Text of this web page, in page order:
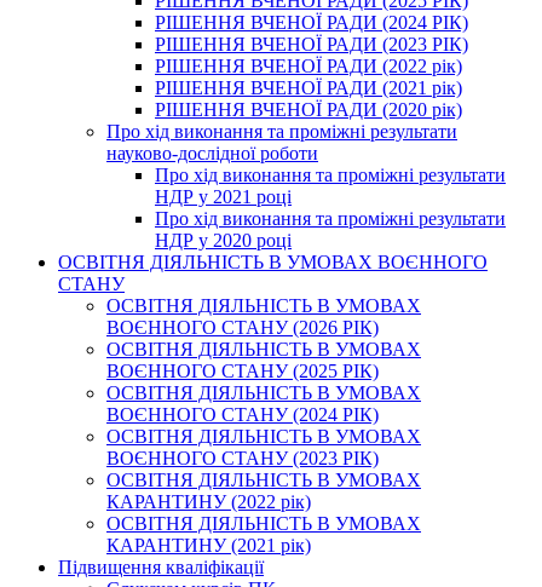
РІШЕННЯ ВЧЕНОЇ РАДИ (2024 РІК)
РІШЕННЯ ВЧЕНОЇ РАДИ (2023 РІК)
РІШЕННЯ ВЧЕНОЇ РАДИ (2022 рік)
РІШЕННЯ ВЧЕНОЇ РАДИ (2021 рік)
РІШЕННЯ ВЧЕНОЇ РАДИ (2020 рік)
Про хід виконання та проміжні результати
науково-дослідної роботи
Про хід виконання та проміжні результати
НДР у 2021 році
Про хід виконання та проміжні результати
НДР у 2020 році
ОСВІТНЯ ДІЯЛЬНІСТЬ В УМОВАХ ВОЄННОГО
СТАНУ
ОСВІТНЯ ДІЯЛЬНІСТЬ В УМОВАХ
ВОЄННОГО СТАНУ (2026 РІК)
ОСВІТНЯ ДІЯЛЬНІСТЬ В УМОВАХ
ВОЄННОГО СТАНУ (2025 РІК)
ОСВІТНЯ ДІЯЛЬНІСТЬ В УМОВАХ
ВОЄННОГО СТАНУ (2024 РІК)
ОСВІТНЯ ДІЯЛЬНІСТЬ В УМОВАХ
ВОЄННОГО СТАНУ (2023 РІК)
ОСВІТНЯ ДІЯЛЬНІСТЬ В УМОВАХ
КАРАНТИНУ (2022 рік)
ОСВІТНЯ ДІЯЛЬНІСТЬ В УМОВАХ
КАРАНТИНУ (2021 рік)
Підвищення кваліфікації